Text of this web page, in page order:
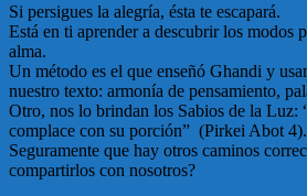
Si persigues la alegría, ésta te escapará.
Está en ti aprender a descubrir los modos
alma.
Un método es el que enseñó Ghandi y
nuestro texto: armonía de pensamiento,
Otro, nos lo brindan los Sabios de la Luz:
complace con su porción” (Pirkei Abot 4).
Seguramente que hay otros caminos
compartirlos con nosotros?